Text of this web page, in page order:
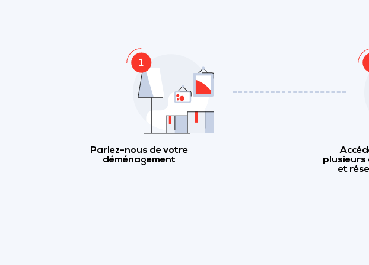
Parlez-nous de votre
déménagement
plusieurs
et